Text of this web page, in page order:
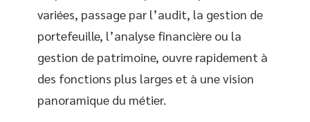
variées, passage par l’audit, la gestion de
portefeuille, l’analyse financière ou la
gestion de patrimoine, ouvre rapidement à
des fonctions plus larges et à une vision
panoramique du métier.